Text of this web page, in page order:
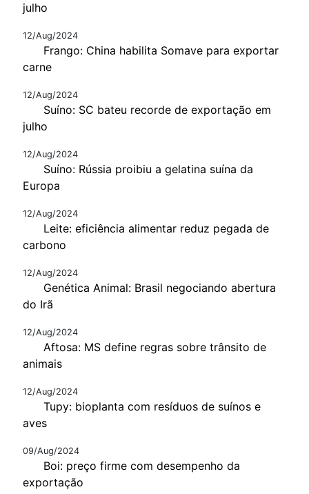
julho
12/Aug/2024
Frango: China habilita Somave para exportar
carne
12/Aug/2024
Suíno: SC bateu recorde de exportação em
julho
12/Aug/2024
Suíno: Rússia proibiu a gelatina suína da
Europa
12/Aug/2024
Leite: eficiência alimentar reduz pegada de
carbono
12/Aug/2024
Genética Animal: Brasil negociando abertura
do Irã
12/Aug/2024
Aftosa: MS define regras sobre trânsito de
animais
12/Aug/2024
Tupy: bioplanta com resíduos de suínos e
aves
09/Aug/2024
Boi: preço firme com desempenho da
exportação